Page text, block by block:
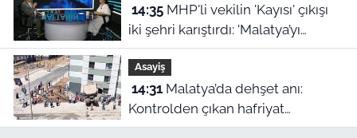
14:35MHP'li vekilin 'Kayısı' çıkışı
iki şehri karıştırdı: 'Malatya’yı
cinayetle suçlayamazsınız!'
Asayiş
14:31Malatya’da dehşet anı:
Kontrolden çıkan hafriyat
kamyonu evin içine girdi!